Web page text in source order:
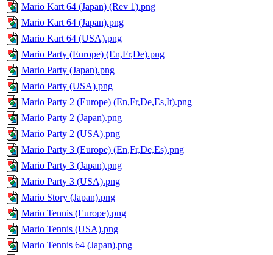
Mario Kart 64 (Japan) (Rev 1).png
Mario Kart 64 (Japan).png
Mario Kart 64 (USA).png
Mario Party (Europe) (En,Fr,De).png
Mario Party (Japan).png
Mario Party (USA).png
Mario Party 2 (Europe) (En,Fr,De,Es,It).png
Mario Party 2 (Japan).png
Mario Party 2 (USA).png
Mario Party 3 (Europe) (En,Fr,De,Es).png
Mario Party 3 (Japan).png
Mario Party 3 (USA).png
Mario Story (Japan).png
Mario Tennis (Europe).png
Mario Tennis (USA).png
Mario Tennis 64 (Japan).png